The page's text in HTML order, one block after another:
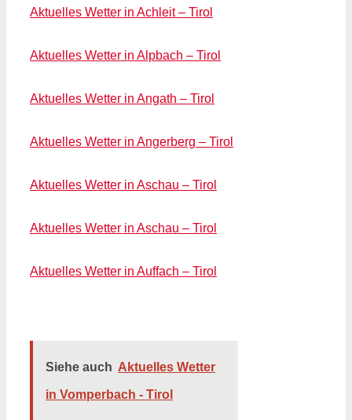
Aktuelles Wetter in Achleit – Tirol
Aktuelles Wetter in Alpbach – Tirol
Aktuelles Wetter in Angath – Tirol
Aktuelles Wetter in Angerberg – Tirol
Aktuelles Wetter in Aschau – Tirol
Aktuelles Wetter in Aschau – Tirol
Aktuelles Wetter in Auffach – Tirol
Siehe auch Aktuelles Wetter
in Vomperbach - Tirol